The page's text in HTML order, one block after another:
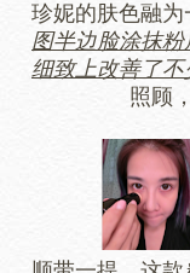
珍妮的肤色融为
图半边脸涂抹
细致上改善了不
照顾